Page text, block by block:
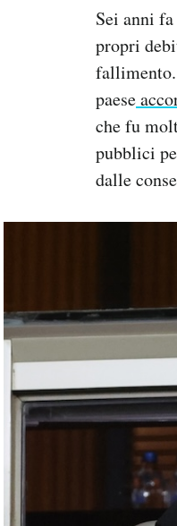
Sei anni
propri
paese
che fu
pubblici
dalle